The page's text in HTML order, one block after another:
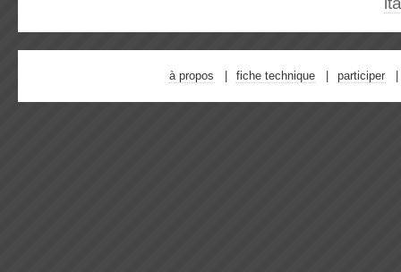
à propos fiche technique participer